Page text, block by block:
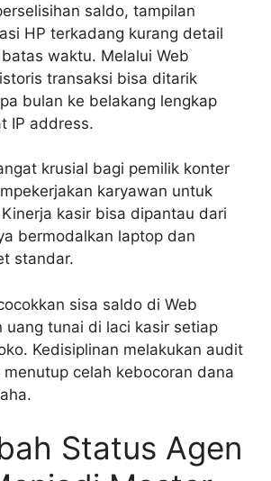
saldo, tampilan
HP terkadang kurang detail
waktu. Melalui Web
transaksi bisa ditarik
bulan ke belakang lengkap
IP address.
krusial bagi pemilik konter
karyawan untuk
kasir bisa dipantau dari
bermodalkan laptop dan
standar.
sisa saldo di Web
uang tunai di laci kasir setiap
Kedisiplinan melakukan audit
menutup celah kebocoran dana
Status Agen